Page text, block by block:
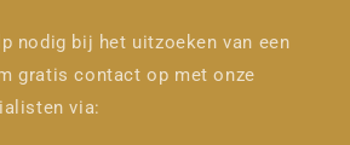
nodig bij het uitzoeken van een
gratis contact op met onze
via: